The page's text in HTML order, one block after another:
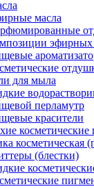
масла
эфирных
для мыла
перламутр
красители
косметическая
(блестки)